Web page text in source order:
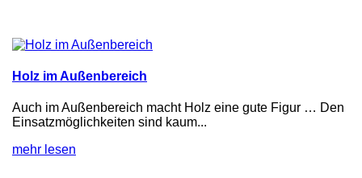
Holz im Außenbereich
Auch im Außenbereich macht Holz eine gute Figur … Den
Einsatzmöglichkeiten sind kaum...
mehr lesen